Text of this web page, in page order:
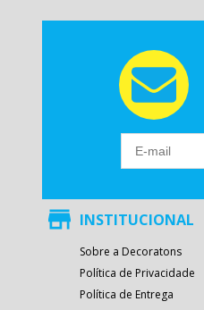
INSTITUCIONAL
Sobre a Decoratons
Política de Privacidade
Política de Entrega